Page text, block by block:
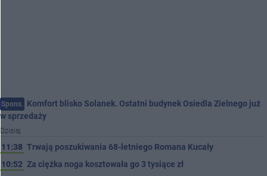
Spons. Komfort blisko Solanek. Ostatni budynek Osiedla Zielnego już
w sprzedaży
Dzisiaj
11:38 Trwają poszukiwania 68-letniego Romana Kucały
10:52 Za ciężka noga kosztowała go 3 tysiące zł